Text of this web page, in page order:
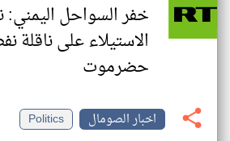
خفر السواحل اليمني:
الاستيلاء على ناقلة
حضرموت
اخبار الصومال
Politics